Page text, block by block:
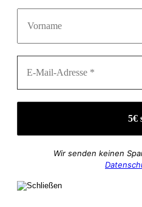
Wir senden keinen